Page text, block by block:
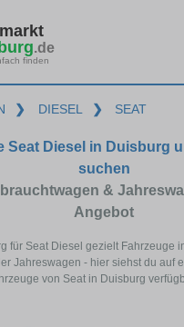
.de
finden
❯ DIESEL ❯ SEAT
Seat Diesel in Duisburg
suchen
&
Angebot
für Seat Diesel gezielt Fahrzeuge
Jahreswagen - hier siehst du auf
von Seat in Duisburg